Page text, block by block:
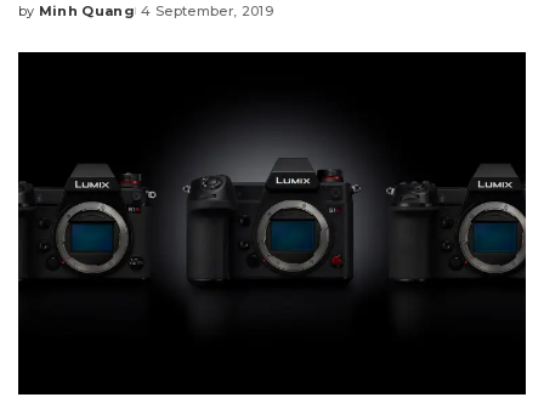
Posted
by Minh Quang 4 September, 2019